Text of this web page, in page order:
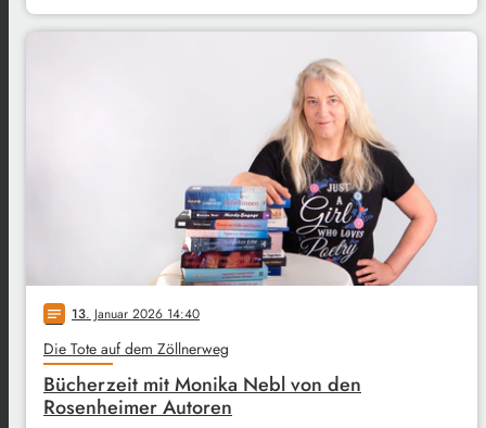
notes 13. Januar 2026 14:40
Die Tote auf dem Zöllnerweg
Bücherzeit mit Monika Nebl von den
Rosenheimer Autoren